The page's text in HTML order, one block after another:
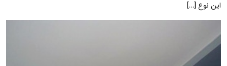
این نوع […]